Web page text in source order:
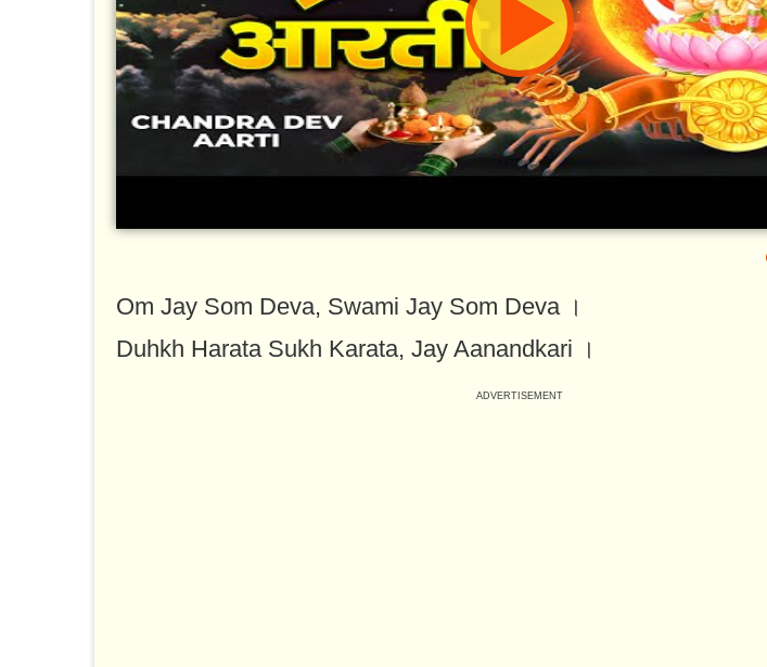
Om Jay Som Deva, Swami Jay Som Deva ।
Duhkh Harata Sukh Karata, Jay Aanandkari ।